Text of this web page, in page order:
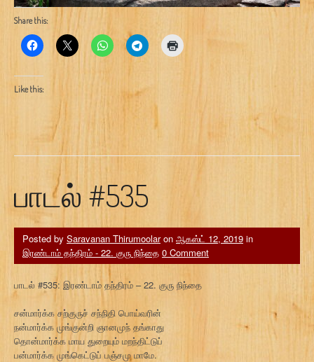
Share this:
Like this:
பாடல் #535
Posted by Saravanan Thirumoolaron ஆகஸ்ட் 12, 2019 in
இரண்டாம் தந்திரம் - 22. குரு நிந்தை 0 Comment
பாடல் #535: இரண்டாம் தந்திரம் – 22. குரு நிந்தை
சன்மார்க்க சற்குருச் சந்நிதி பொய்வரின்
நன்மார்க்க முங்குன்றி ஞானமுந் தங்காது
தொன்மார்க்க மாய துறையும் மறந்திட்டுப்
பன்மார்க்க முங்கெட்டுப் பஞ்சமு மாமே.